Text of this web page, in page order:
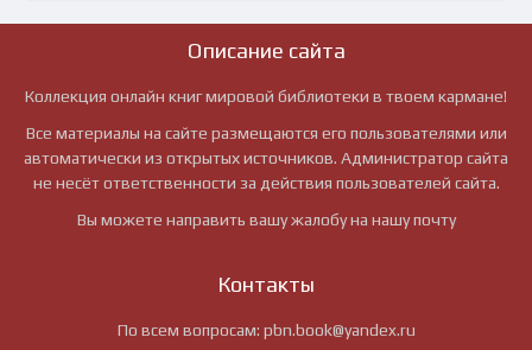
Описание сайта
Коллекция онлайн книг мировой библиотеки в твоем кармане!
Все материалы на сайте размещаются его пользователями или
автоматически из открытых источников. Администратор сайта
не несёт ответственности за действия пользователей сайта.
Вы можете направить вашу жалобу на нашу почту
Контакты
По всем вопросам: pbn.book@yandex.ru